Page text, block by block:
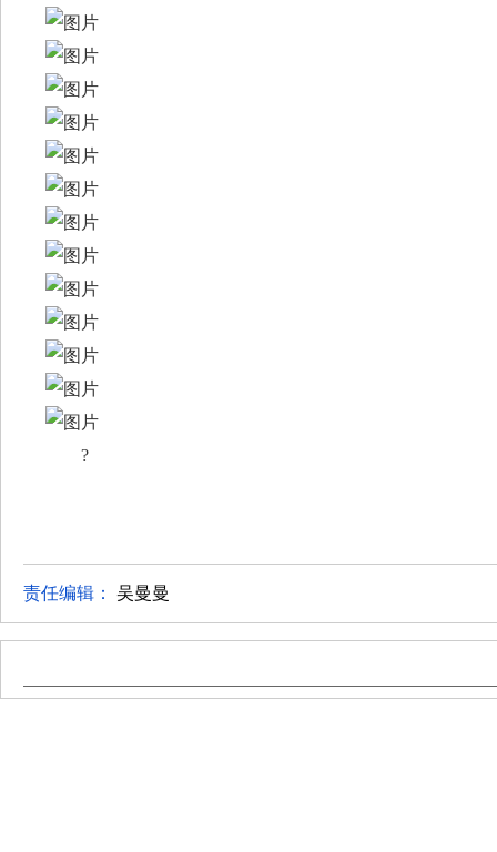
?
责任编辑： 吴曼曼